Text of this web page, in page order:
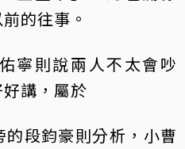
的往事。
寧則說兩人不太會吵
講，屬於
段鈞豪則分析，小曹